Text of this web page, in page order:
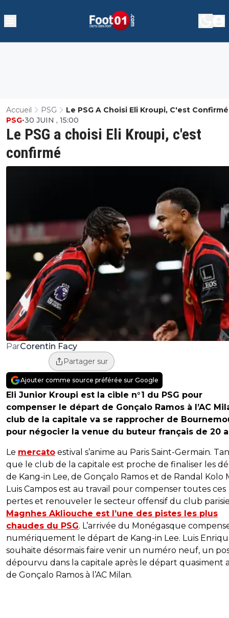
Accueil PSG Le PSG A Choisi Eli Kroupi, C'est Confirmé
Le PSG a choisi Eli Kroupi, c'est
confirmé
PSG•30 JUIN , 15:00
ParCorentin Facy
Partager sur
Ajouter comme source préférée sur Google
Eli Junior Kroupi est la cible n°1 du PSG pour
compenser le départ de Gonçalo Ramos à l’AC
club de la capitale va se rapprocher de
pour négocier la venue du buteur français de 20
Le mercato estival s’anime au Paris Saint-Germain.
que le club de la capitale est proche de finaliser les
de Kang-in Lee, de Gonçalo Ramos et de Randal Kolo
Luis Campos est au travail pour compenser toutes ces
pertes et renouveler le secteur offensif du club
Magnhes Akliouche est l’une des pistes les plus
chaudes du PSG. L’arrivée du Monégasque
numériquement le départ de Kang-in Lee. Luis
souhaite désormais faire venir un numéro neuf, un
dépourvu dans la capitale après le départ quasiment
de Gonçalo Ramos à l’AC Milan.